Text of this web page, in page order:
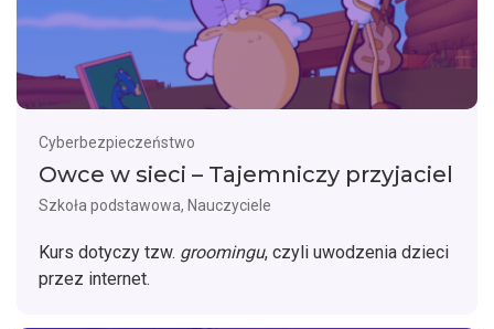
Cyberbezpieczeństwo
Owce w sieci – Tajemniczy przyjaciel
Szkoła podstawowa, Nauczyciele
Kurs dotyczy tzw. groomingu, czyli uwodzenia dzieci
przez internet.